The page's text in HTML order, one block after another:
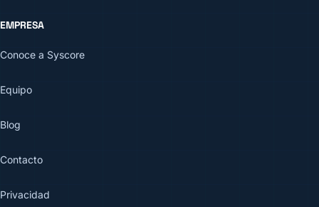
EMPRESA
Conoce a Syscore
Equipo
Blog
Contacto
Privacidad